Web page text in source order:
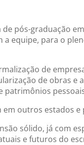
pós-graduação
a equipe, para o
de
de obras e
patrimônios
outros estados e
sólido, já com
e futuros do